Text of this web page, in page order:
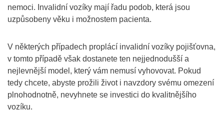
nemoci. Invalidní vozíky mají řadu podob, která jsou
uzpůsobeny věku i možnostem pacienta.
V některých případech proplácí invalidní vozíky pojišťovna,
v tomto případě však dostanete ten nejjednodušší a
nejlevnější model, který vám nemusí vyhovovat. Pokud
tedy chcete, abyste prožili život i navzdory svému omezení
plnohodnotně, nevyhnete se investici do kvalitnějšího
vozíku.